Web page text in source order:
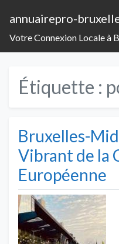
annuairepro-
Votre Connexion Locale à
Étiquette :
Bruxelles-
Vibrant de la
Européenne